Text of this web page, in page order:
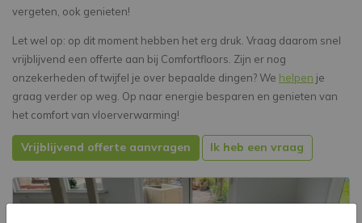
vergeten, ook genieten!
Let wel op: op dit moment hebben het erg druk. Vraag daarom snel
vrijblijvend een offerte aan bij Comfortfloors. Zijn er nog
onzekerheden of twijfel je over bepaalde dingen? We helpen je
graag verder op weg. Op naar energie besparen en genieten van
het comfort van vloerverwarming!
Vrijblijvend offerte aanvragen Ik heb een vraag